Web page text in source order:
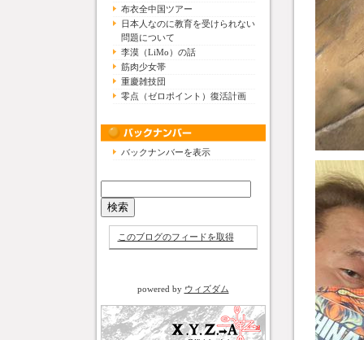
布衣全中国ツアー
日本人なのに教育を受けられない
問題について
李漠（LiMo）の話
筋肉少女帯
重慶雑技団
零点（ゼロポイント）復活計画
バックナンバーを表示
このブログのフィードを取得
powered by ウィズダム